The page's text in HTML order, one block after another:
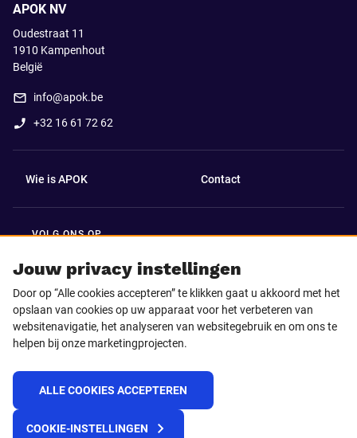
Jouw privacy instellingen
Door op “Alle cookies accepteren” te klikken gaat u akkoord met het
opslaan van cookies op uw apparaat voor het verbeteren van
websitenavigatie, het analyseren van websitegebruik en om ons te
helpen bij onze marketingprojecten.
ALLE COOKIES ACCEPTEREN
COOKIE-INSTELLINGEN
APOK NV
Oudestraat 11
1910 Kampenhout
België
info@apok.be
+32 16 61 72 62
Wie is APOK Contact
VOLG ONS OP
Facebook LinkedIn
Instagram TikTok